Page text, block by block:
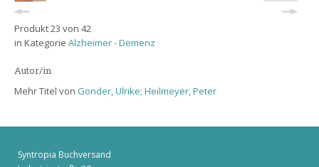
Produkt 23 von 42
in Kategorie Alzheimer - Demenz
Autor/in
Mehr Titel von Gonder, Ulrike; Heilmeyer, Peter
Syntropia Buchversand